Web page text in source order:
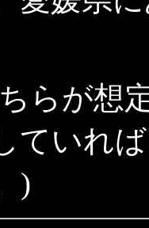
が想定
ていれ
)